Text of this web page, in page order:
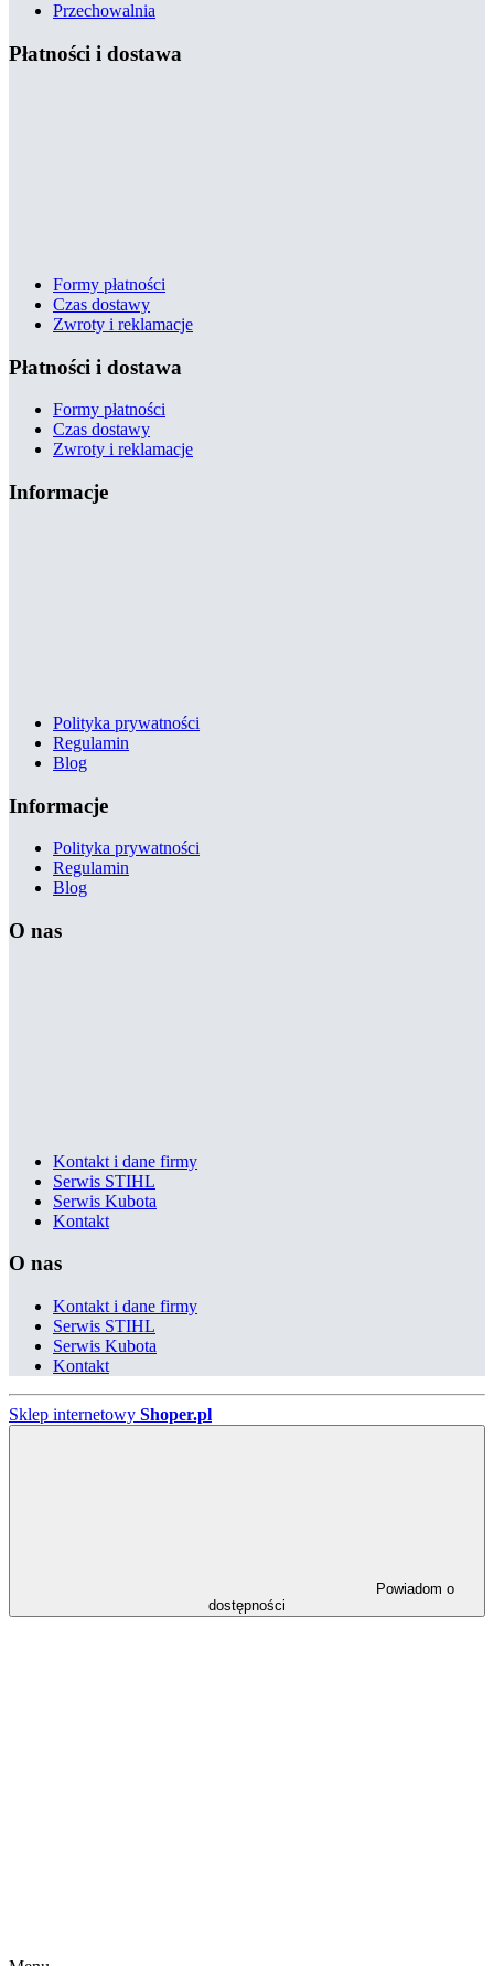
Przechowalnia
Płatności i dostawa
Formy płatności
Czas dostawy
Zwroty i reklamacje
Płatności i dostawa
Formy płatności
Czas dostawy
Zwroty i reklamacje
Informacje
Polityka prywatności
Regulamin
Blog
Informacje
Polityka prywatności
Regulamin
Blog
O nas
Kontakt i dane firmy
Serwis STIHL
Serwis Kubota
Kontakt
O nas
Kontakt i dane firmy
Serwis STIHL
Serwis Kubota
Kontakt
Sklep internetowy Shoper.pl
dostępności